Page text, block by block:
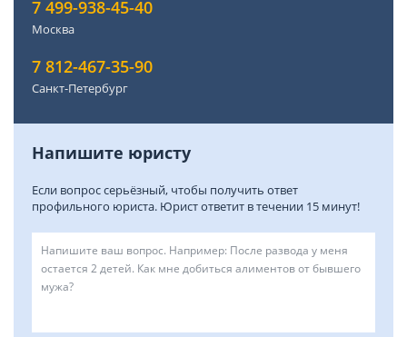
7 499-938-45-40
Москва
7 812-467-35-90
Санкт-Петербург
Напишите юристу
Если вопрос серьёзный, чтобы получить ответ
профильного юриста. Юрист ответит в течении 15 минут!